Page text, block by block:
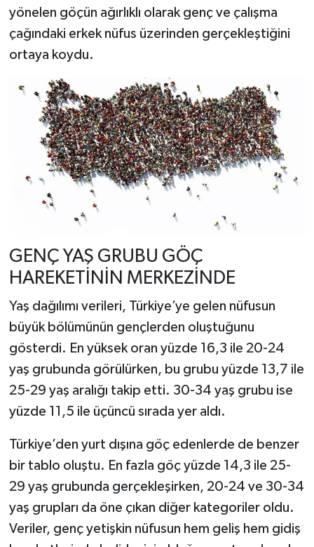
yönelen göçün ağırlıklı olarak genç ve çalışma
çağındaki erkek nüfus üzerinden gerçekleştiğini
ortaya koydu.
GENÇ YAŞ GRUBU GÖÇ
HAREKETİNİN MERKEZİNDE
Yaş dağılımı verileri, Türkiye’ye gelen nüfusun
büyük bölümünün gençlerden oluştuğunu
gösterdi. En yüksek oran yüzde 16,3 ile 20-24
yaş grubunda görülürken, bu grubu yüzde 13,7 ile
25-29 yaş aralığı takip etti. 30-34 yaş grubu ise
yüzde 11,5 ile üçüncü sırada yer aldı.
Türkiye’den yurt dışına göç edenlerde de benzer
bir tablo oluştu. En fazla göç yüzde 14,3 ile 25-
29 yaş grubunda gerçekleşirken, 20-24 ve 30-34
yaş grupları da öne çıkan diğer kategoriler oldu.
Veriler, genç yetişkin nüfusun hem geliş hem gidiş